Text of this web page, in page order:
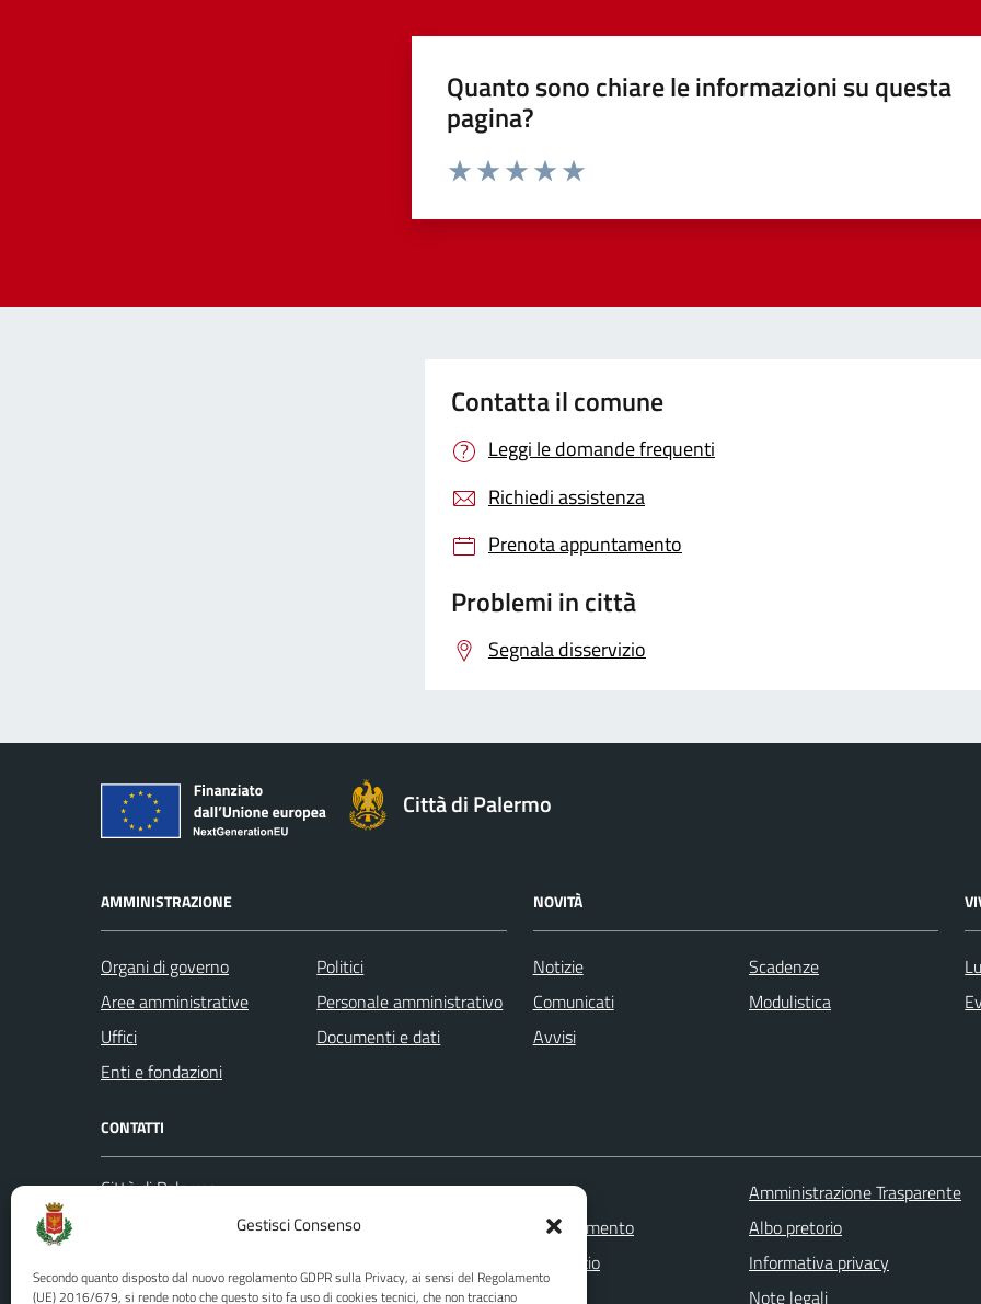
Gestisci Consenso
Secondo quanto disposto dal nuovo regolamento GDPR sulla Privacy, ai sensi del Regolamento
(UE) 2016/679, si rende noto che questo sito fa uso di cookies tecnici, che non tracciano
Quanto sono chiare le informazioni su questa
pagina?
Contatta il comune
Leggi le domande frequenti
Richiedi assistenza
Prenota appuntamento
Problemi in città
Segnala disservizio
Città di Palermo
AMMINISTRAZIONE
Organi di governo
Aree amministrative
Uffici
Enti e fondazioni
Politici
Personale amministrativo
Documenti e dati
NOVITÀ
Notizie
Comunicati
Avvisi
Scadenze
Modulistica
CONTATTI
Città di Palermo
Codice fiscale / P. IVA:80016350821
U.O. Ufficio Relazioni con il Pubblico
Leggi le FAQ
Prenotazione appuntamento
Segnalazione disservizio
Richiesta assistenza
Amministrazione Trasparente
Albo pretorio
Informativa privacy
Note legali